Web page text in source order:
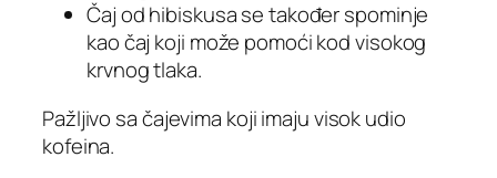
Čaj od hibiskusa se također spominje
kao čaj koji može pomoći kod visokog
krvnog tlaka.
Pažljivo sa čajevima koji imaju visok udio
kofeina.